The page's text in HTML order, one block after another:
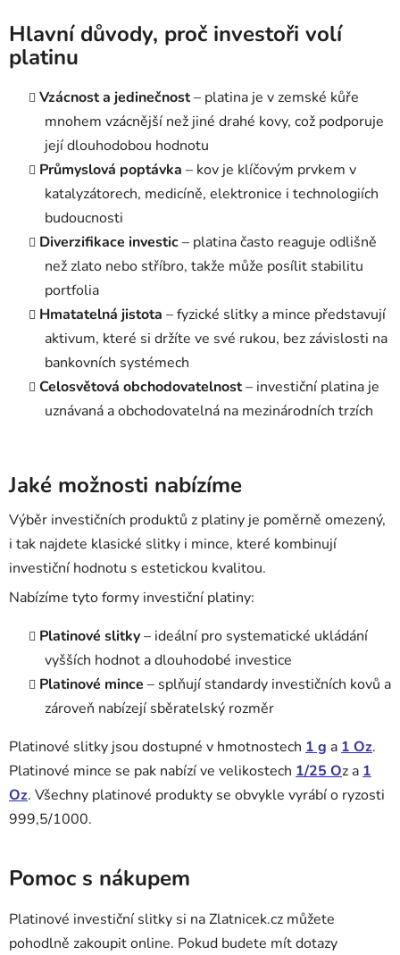
Hlavní důvody, proč investoři volí
platinu
Vzácnost a jedinečnost– platina je v zemské kůře
mnohem vzácnější než jiné drahé kovy, což podporuje
její dlouhodobou hodnotu
Průmyslová poptávka – kov je klíčovým prvkem v
katalyzátorech, medicíně, elektronice i technologiích
budoucnosti
Diverzifikace investic– platina často reaguje odlišně
než zlato nebo stříbro, takže může posílit stabilitu
portfolia
Hmatatelná jistota – fyzické slitky a mince představují
aktivum, které si držíte ve své rukou, bez závislosti na
bankovních systémech
Celosvětová obchodovatelnost– investiční platina je
uznávaná a obchodovatelná na mezinárodních trzích
Jaké možnosti nabízíme
Výběr investičních produktů z platiny je poměrně omezený,
i tak najdete klasické slitky i mince, které kombinují
investiční hodnotu s estetickou kvalitou.
Nabízíme tyto formy investiční platiny:
Platinové slitky– ideální pro systematické ukládání
vyšších hodnot a dlouhodobé investice
Platinové mince – splňují standardy investičních kovů a
zároveň nabízejí sběratelský rozměr
Platinové slitky jsou dostupné v hmotnostech 1 g a1 Oz.
Platinové mince se pak nabízí ve velikostech 1/25 Oz a1
Oz. Všechny platinové produkty se obvykle vyrábí o ryzosti
999,5/1000.
Pomoc s nákupem
Platinové investiční slitky si na Zlatnicek.cz můžete
pohodlně zakoupit online. Pokud budete mít dotazy